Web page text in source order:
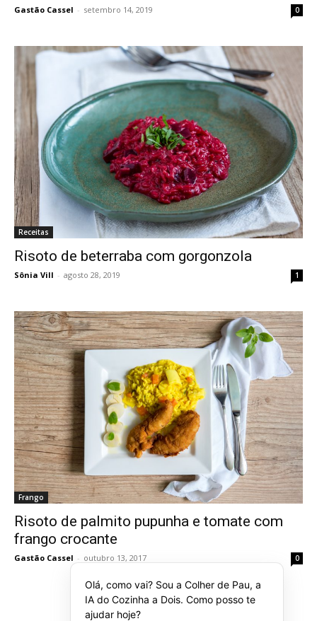
Gastão Cassel - setembro 14, 2019 0
Receitas
Risoto de beterraba com gorgonzola
Sônia Vill - agosto 28, 2019 1
Frango
Risoto de palmito pupunha e tomate com
frango crocante
Gastão Cassel - outubro 13, 2017 0
Olá, como vai? Sou a Colher de Pau, a
IA do Cozinha a Dois. Como posso te
ajudar hoje?